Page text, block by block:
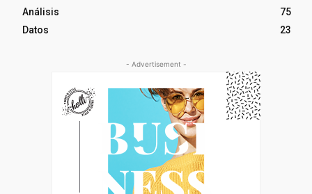
Análisis
75
Datos
23
- Advertisement -